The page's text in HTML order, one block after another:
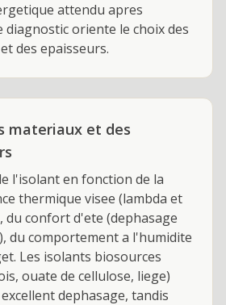
attendu apres
diagnostic oriente le choix des
des epaisseurs.
materiaux et des
l'isolant en fonction de la
thermique visee (lambda et
du confort d'ete (dephasage
du comportement a l'humidite
Les isolants biosources
ouate de cellulose, liege)
dephasage, tandis